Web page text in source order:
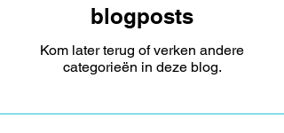
blogposts
Kom later terug of verken andere
categorieën in deze blog.